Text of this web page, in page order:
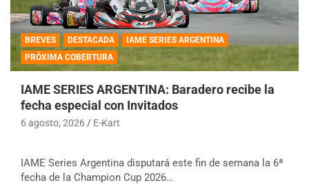
BREVES DESTACADA
IAME SERIES ARGENTINA
PRÓXIMA COBERTURA
IAME SERIES ARGENTINA: Baradero recibe la
fecha especial con Invitados
6 agosto, 2026 E-Kart
IAME Series Argentina disputará este fin de semana la 6ª
fecha de la Champion Cup 2026…